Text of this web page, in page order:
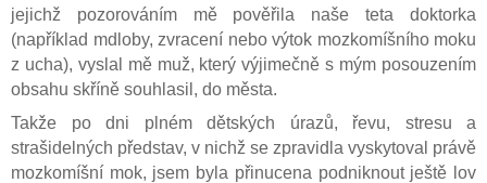
jejichž pozorováním mě pověřila naše teta doktorka
(například mdloby, zvracení nebo výtok mozkomíšního moku
z ucha), vyslal mě muž, který výjimečně s mým posouzením
obsahu skříně souhlasil, do města.
Takže po dni plném dětských úrazů, řevu, stresu a
strašidelných představ, v nichž se zpravidla vyskytoval právě
mozkomíšní mok, jsem byla přinucena podniknout ještě lov